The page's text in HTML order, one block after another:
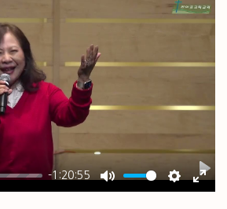
-1:20:55
MUTE